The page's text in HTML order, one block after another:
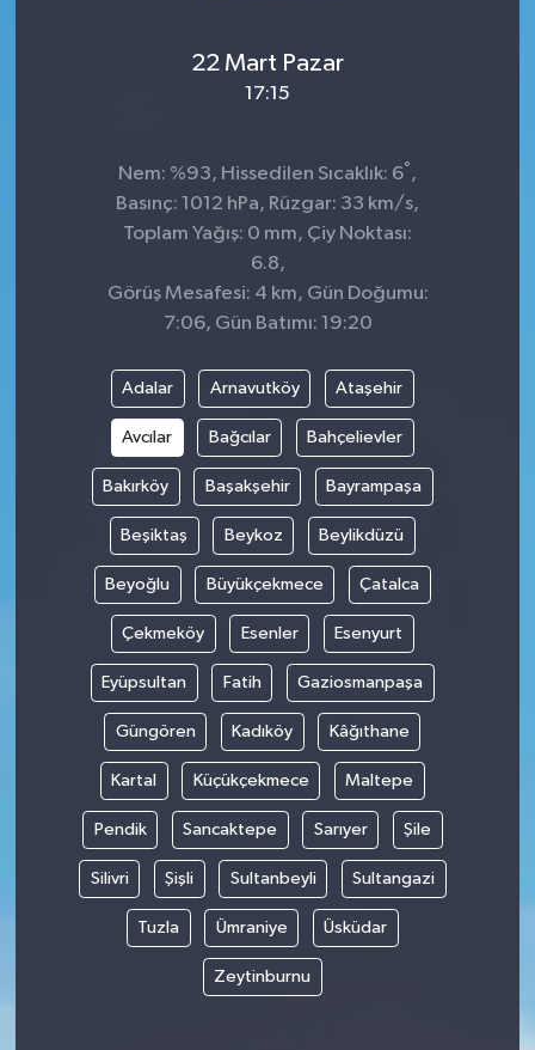
22 Mart Pazar
17:15
Nem: %93, Hissedilen Sıcaklık: 6°,
Basınç: 1012 hPa, Rüzgar: 33 km/s,
Toplam Yağış: 0 mm, Çiy Noktası:
6.8,
Görüş Mesafesi: 4 km, Gün Doğumu:
7:06, Gün Batımı: 19:20
Adalar Arnavutköy Ataşehir
Avcılar Bağcılar Bahçelievler
Bakırköy Başakşehir Bayrampaşa
Beşiktaş Beykoz Beylikdüzü
Beyoğlu Büyükçekmece Çatalca
Çekmeköy Esenler Esenyurt
Eyüpsultan Fatih Gaziosmanpaşa
Güngören Kadıköy Kâğıthane
Kartal Küçükçekmece Maltepe
Pendik Sancaktepe Sarıyer Şile
Silivri Şişli Sultanbeyli Sultangazi
Tuzla Ümraniye Üsküdar
Zeytinburnu